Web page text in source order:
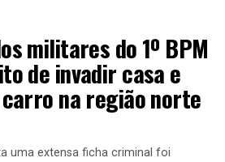
militares do 1º BPM
de invadir casa e
na região norte
uma extensa ficha criminal foi